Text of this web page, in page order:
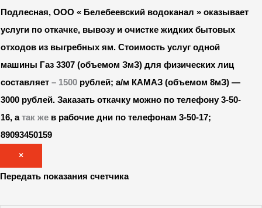
Подлесная, ООО « Белебеевский водоканал » оказывает
услуги по откачке, вывозу и очистке жидких бытовых
отходов из выгребных ям. Стоимость услуг одной
машины Газ 3307 (объемом ЗмЗ) для физических лиц
составляет– 1500 рублей; а/м КАМАЗ (объемом 8мЗ) —
3000 рублей.Заказать откачку можно по телефону 3-50-
16, атак же в рабочие дни по телефонам 3-50-17;
89093450159
×
Передать показания счетчика